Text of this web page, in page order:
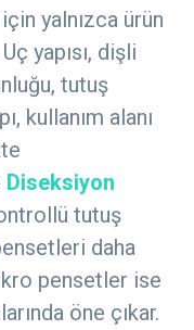
yalnızca ürün
yapısı, dişli
tutuş
kullanım alanı
Diseksiyon
tutuş
daha
pensetler ise
öne çıkar.